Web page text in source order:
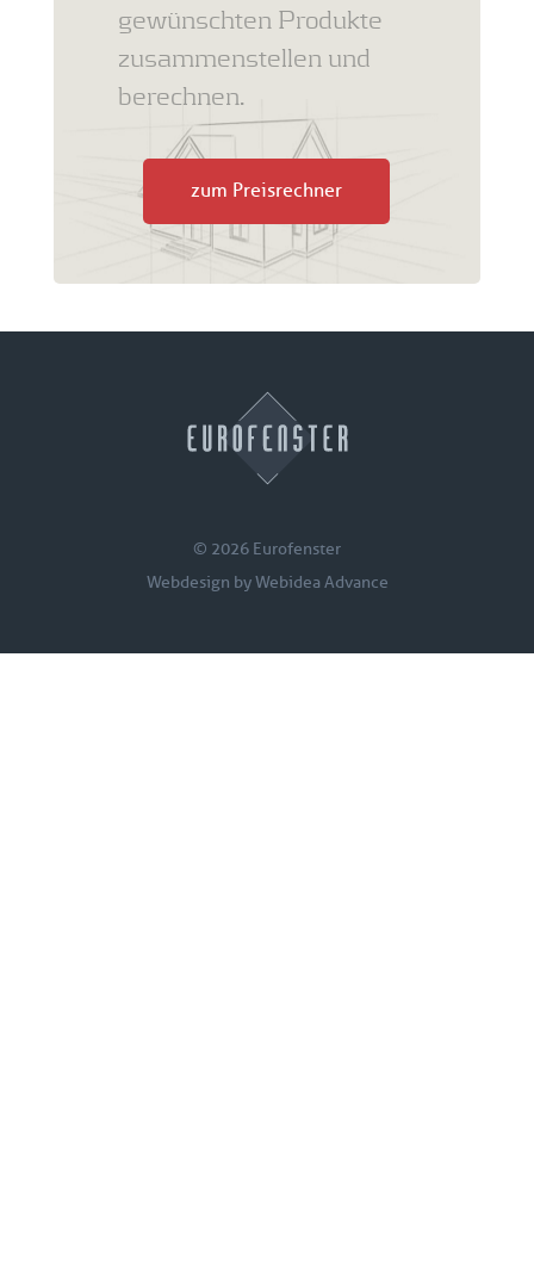
gewünschten Produkte
zusammenstellen und
berechnen.
zum Preisrechner
© 2026 Eurofenster
Webdesign byWebidea Advance